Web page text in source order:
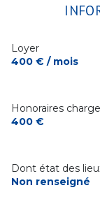
Loyer
400 € / mois
Honoraires
400 €
Dont état des
Non renseigné